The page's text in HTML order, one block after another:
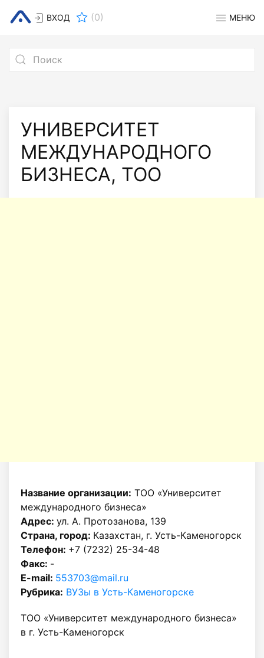
ВХОД (0) МЕНЮ
УНИВЕРСИТЕТ
МЕЖДУНАРОДНОГО
БИЗНЕСА, ТОО
Название организации: ТОО «Университет
международного бизнеса»
Адрес: ул. А. Протозанова, 139
Страна, город: Казахстан, г. Усть-Каменогорск
Телефон: +7 (7232) 25-34-48
Факс: -
E-mail: 553703@mail.ru
Рубрика: ВУЗы в Усть-Каменогорске
ТОО «Университет международного бизнеса»
в г. Усть-Каменогорск